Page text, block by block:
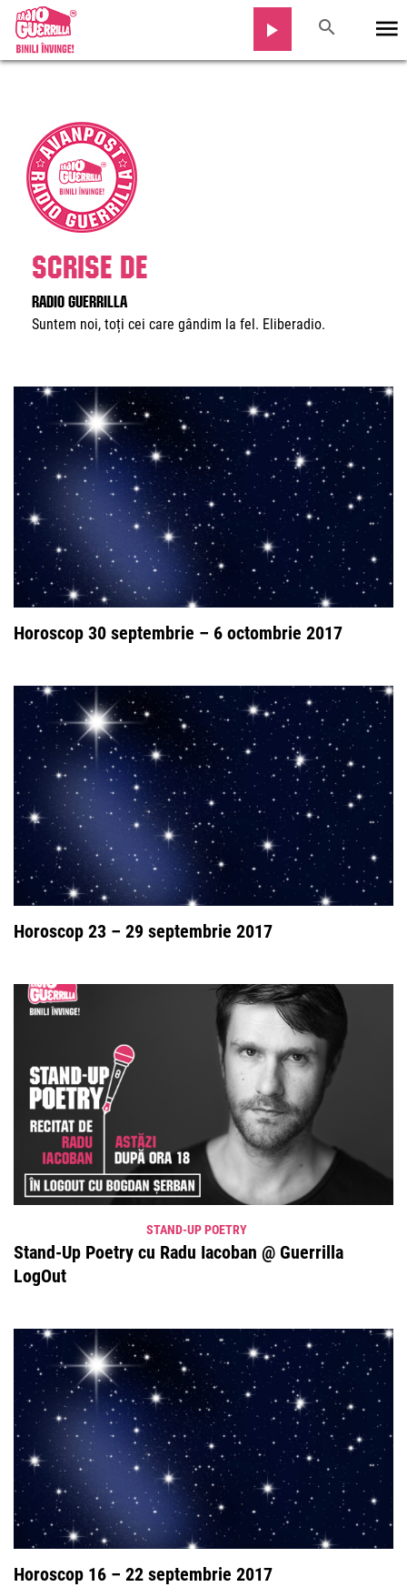
Scrise de
Radio Guerrilla
Suntem noi, toți cei care gândim la fel. Eliberadio.
Horoscop 30 septembrie – 6 octombrie 2017
Horoscop 23 – 29 septembrie 2017
STAND-UP POETRY
Stand-Up Poetry cu Radu Iacoban @ Guerrilla
LogOut
Horoscop 16 – 22 septembrie 2017